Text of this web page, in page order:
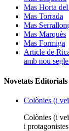
Mas Horta
Mas Torrada
Mas
Mas Marquès
Mas Formiga
Article de
amb nou
Novetats Editorials
Colònies (i
Colònies (i
i